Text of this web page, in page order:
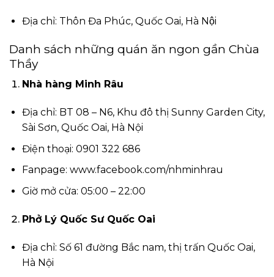
Địa chỉ: Thôn Đa Phúc, Quốc Oai, Hà Nội
Danh sách những quán ăn ngon gần Chùa
Thầy
Nhà hàng Minh Râu
Địa chỉ: BT 08 – N6, Khu đô thị Sunny Garden City,
Sài Sơn, Quốc Oai, Hà Nội
Điện thoại: 0901 322 686
Fanpage: www.facebook.com/nhminhrau
Giờ mở cửa: 05:00 – 22:00
Phở Lý Quốc Sư Quốc Oai
Địa chỉ: Số 61 đường Bắc nam, thị trấn Quốc Oai,
Hà Nội